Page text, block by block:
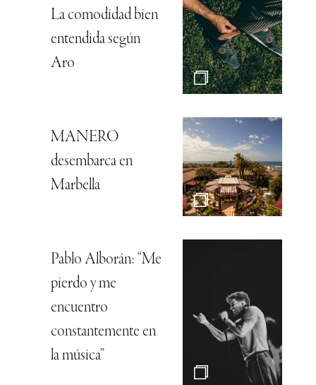
La comodidad bien
entendida según
Aro
MANERO
desembarca en
Marbella
Pablo Alborán: “Me
pierdo y me
encuentro
constantemente en
la música”